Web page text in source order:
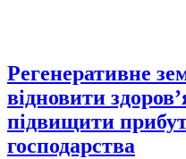
Регенеративне
відновити
підвищити
господарства